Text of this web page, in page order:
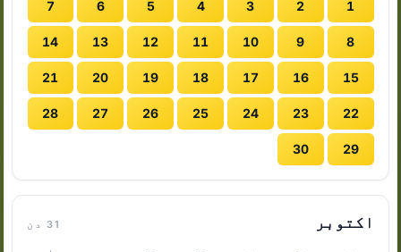
1
2
3
4
5
6
7
8
9
10
11
12
13
14
15
16
17
18
19
20
21
22
23
24
25
26
27
28
29
30
اکتوبر 31 دن